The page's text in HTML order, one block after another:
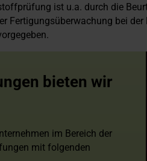
ist u.a. durch die
Fertigungsüberwachung bei
bieten wir
im Bereich der
mit folgenden